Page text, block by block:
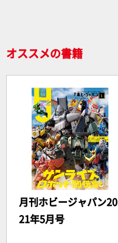
オススメの書籍
月刊ホビージャパン20
21年5月号